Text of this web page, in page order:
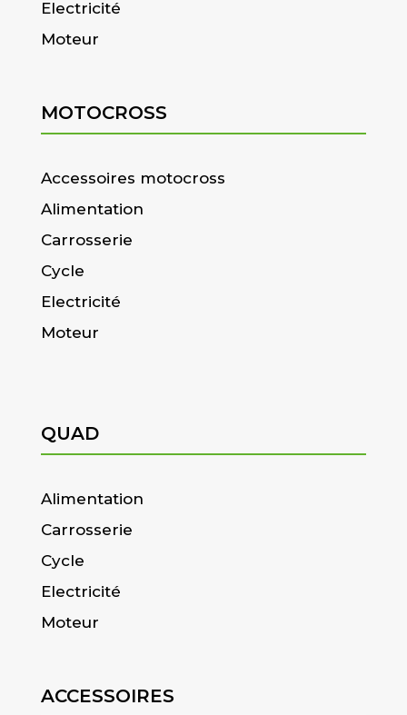
Electricité
Moteur
MOTOCROSS
Accessoires motocross
Alimentation
Carrosserie
Cycle
Electricité
Moteur
QUAD
Alimentation
Carrosserie
Cycle
Electricité
Moteur
ACCESSOIRES